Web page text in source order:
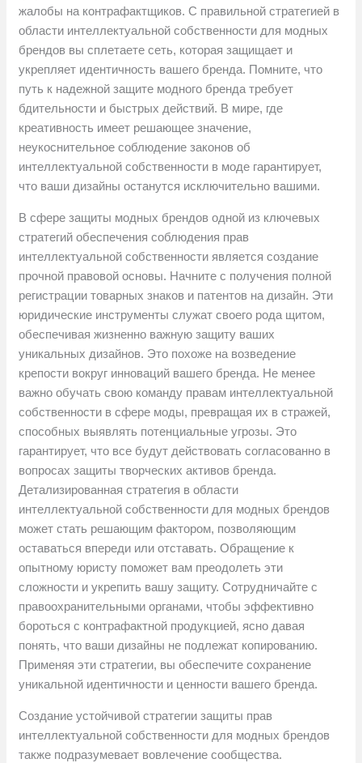
жалобы на контрафактщиков. С правильной стратегией в
области интеллектуальной собственности для модных
брендов вы сплетаете сеть, которая защищает и
укрепляет идентичность вашего бренда. Помните, что
путь к надежной защите модного бренда требует
бдительности и быстрых действий. В мире, где
креативность имеет решающее значение,
неукоснительное соблюдение законов об
интеллектуальной собственности в моде гарантирует,
что ваши дизайны останутся исключительно вашими.
В сфере защиты модных брендов одной из ключевых
стратегий обеспечения соблюдения прав
интеллектуальной собственности является создание
прочной правовой основы. Начните с получения полной
регистрации товарных знаков и патентов на дизайн. Эти
юридические инструменты служат своего рода щитом,
обеспечивая жизненно важную защиту ваших
уникальных дизайнов. Это похоже на возведение
крепости вокруг инноваций вашего бренда. Не менее
важно обучать свою команду правам интеллектуальной
собственности в сфере моды, превращая их в стражей,
способных выявлять потенциальные угрозы. Это
гарантирует, что все будут действовать согласованно в
вопросах защиты творческих активов бренда.
Детализированная стратегия в области
интеллектуальной собственности для модных брендов
может стать решающим фактором, позволяющим
оставаться впереди или отставать. Обращение к
опытному юристу поможет вам преодолеть эти
сложности и укрепить вашу защиту. Сотрудничайте с
правоохранительными органами, чтобы эффективно
бороться с контрафактной продукцией, ясно давая
понять, что ваши дизайны не подлежат копированию.
Применяя эти стратегии, вы обеспечите сохранение
уникальной идентичности и ценности вашего бренда.
Создание устойчивой стратегии защиты прав
интеллектуальной собственности для модных брендов
также подразумевает вовлечение сообщества.